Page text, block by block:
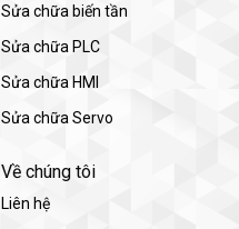
Sửa chữa biến tần
Sửa chữa PLC
Sửa chữa HMI
Sửa chữa Servo
Về chúng tôi
Liên hệ